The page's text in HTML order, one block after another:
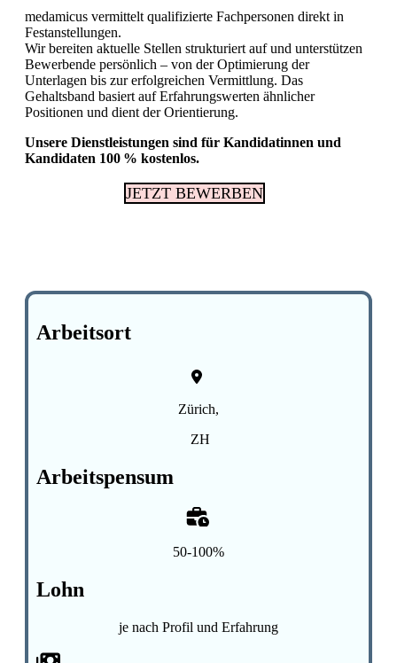
medamicus vermittelt qualifizierte Fachpersonen direkt in
Festanstellungen.
Wir bereiten aktuelle Stellen strukturiert auf und unterstützen
Bewerbende persönlich – von der Optimierung der
Unterlagen bis zur erfolgreichen Vermittlung. Das
Gehaltsband basiert auf Erfahrungswerten ähnlicher
Positionen und dient der Orientierung.
Unsere Dienstleistungen sind für Kandidatinnen und
Kandidaten 100 % kostenlos.
JETZT BEWERBEN
Arbeitsort
Zürich,
ZH
Arbeitspensum
50-100%
Lohn
je nach Profil und Erfahrung